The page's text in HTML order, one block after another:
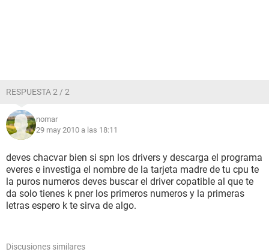
RESPUESTA 2 / 2
nomar
29 may 2010 a las 18:11
deves chacvar bien si spn los drivers y descarga el programa
everes e investiga el nombre de la tarjeta madre de tu cpu te
la puros numeros deves buscar el driver copatible al que te
da solo tienes k pner los primeros numeros y la primeras
letras espero k te sirva de algo.
Discusiones similares